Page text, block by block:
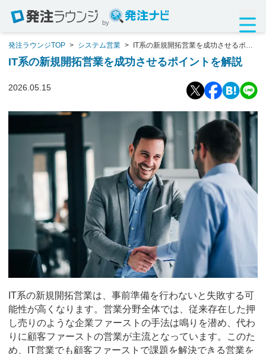
by
発注ラウンジTOP > システム営業 >
IT系の新規開拓営業を成功させるポイ
ントを解説
IT系の新規開拓営業を成功させるポイントを解説
2026.05.15
IT系の新規開拓営業は、事前準備を行わないと失敗する可
能性が高くなります。営業分野全体では、従来存在した押
し売りのような企業ファーストの手法は鳴りを潜め、代わ
りに顧客ファーストの営業が主流となっています。このた
め、IT営業でも顧客ファーストで課題を解決できる営業を